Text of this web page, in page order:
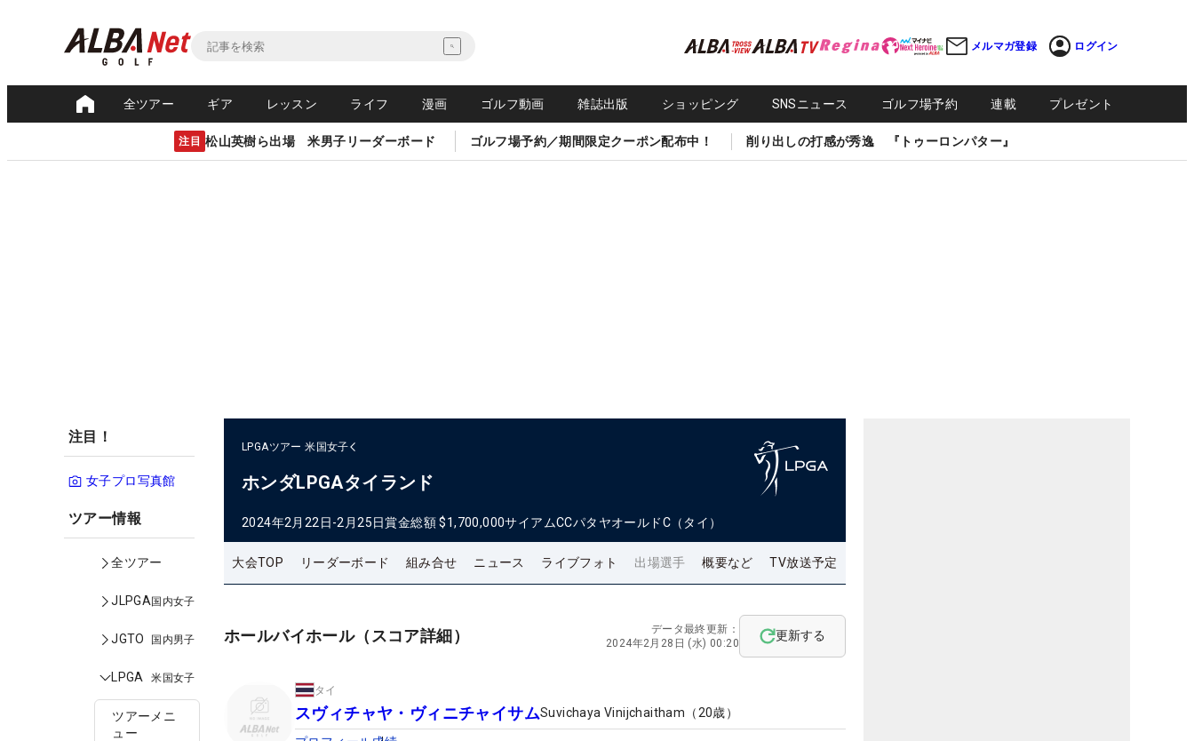
メルマガ登録 ログイン
全ツアー ギア レッスン ライフ 漫画 ゴルフ動画 雑誌出版 ショッピング SNSニュース ゴルフ場予約 連載 プレゼント
注目 松山英樹ら出場 米男子リーダーボード ゴルフ場予約／期間限定クーポン配布中！ 削り出しの打感が秀逸 『トゥーロンパター』
注目！
女子プロ写真館
ツアー情報
全ツアー
JLPGA国内女子
JGTO 国内男子
LPGA 米国女子
ツアーメニ
ュー
LPGAツアー 米国女子
ホンダLPGAタイランド
2024年2月22日-2月25日賞金総額 $1,700,000サイアムCCパタヤオールドC（タイ）
大会TOP リーダーボード 組み合せ ニュース ライブフォト 出場選手 概要など TV放送予定
ホールバイホール（スコア詳細）
データ最終更新：
2024年2月28日 (水) 00:20
更新する
タイ
スヴィチャヤ・ヴィニチャイサムSuvichaya Vinijchaitham （20歳）